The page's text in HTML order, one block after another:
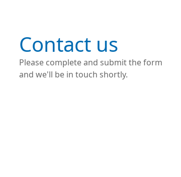
Contact us
Please complete and submit the form
and we'll be in touch shortly.